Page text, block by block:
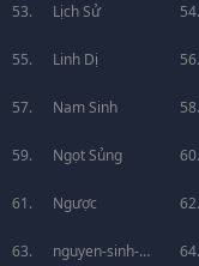
Lịch Sử
Linh Dị
Nam Sinh
Ngọt Sủng
Ngược
nguyen-sinh-